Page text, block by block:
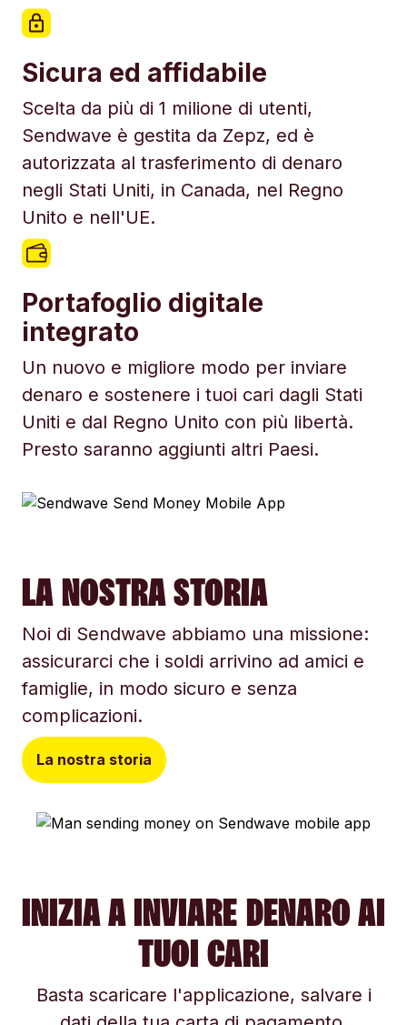
Sicura ed affidabile
Scelta da più di 1 milione di utenti,
Sendwave è gestita da Zepz, ed è
autorizzata al trasferimento di denaro
negli Stati Uniti, in Canada, nel Regno
Unito e nell'UE.
Portafoglio digitale
integrato
Un nuovo e migliore modo per inviare
denaro e sostenere i tuoi cari dagli Stati
Uniti e dal Regno Unito con più libertà.
Presto saranno aggiunti altri Paesi.
LA NOSTRA STORIA
Noi di Sendwave abbiamo una missione:
assicurarci che i soldi arrivino ad amici e
famiglie, in modo sicuro e senza
complicazioni.
La nostra storia
INIZIA A INVIARE DENARO AI
TUOI CARI
Basta scaricare l'applicazione, salvare i